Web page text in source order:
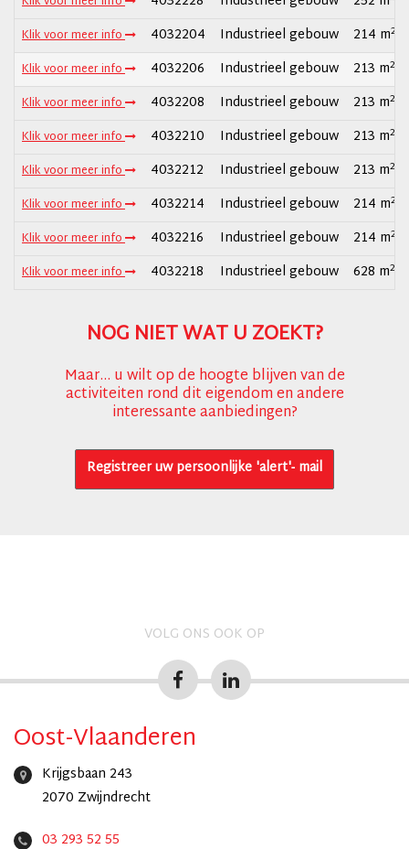
Klik voor meer info 4032204 Industrieel gebouw 214 m2
Klik voor meer info 4032206 Industrieel gebouw 213 m2
Klik voor meer info 4032208 Industrieel gebouw 213 m2
Klik voor meer info 4032210 Industrieel gebouw 213 m2
Klik voor meer info 4032212 Industrieel gebouw 213 m2
Klik voor meer info 4032214 Industrieel gebouw 214 m2
Klik voor meer info 4032216 Industrieel gebouw 214 m2
Klik voor meer info 4032218 Industrieel gebouw 628 m2
NOG NIET WAT U ZOEKT?
Maar... u wilt op de hoogte blijven van de
activiteiten rond dit eigendom en andere
interessante aanbiedingen?
Registreer uw persoonlijke 'alert'- mail
VOLG ONS OOK OP
Oost-Vlaanderen
Krijgsbaan 243
2070 Zwijndrecht
03 293 52 55